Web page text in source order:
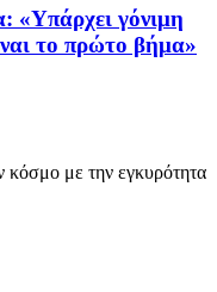
«Υπάρχει γόνιμη
το πρώτο βήμα»
κόσμο με την εγκυρότητα